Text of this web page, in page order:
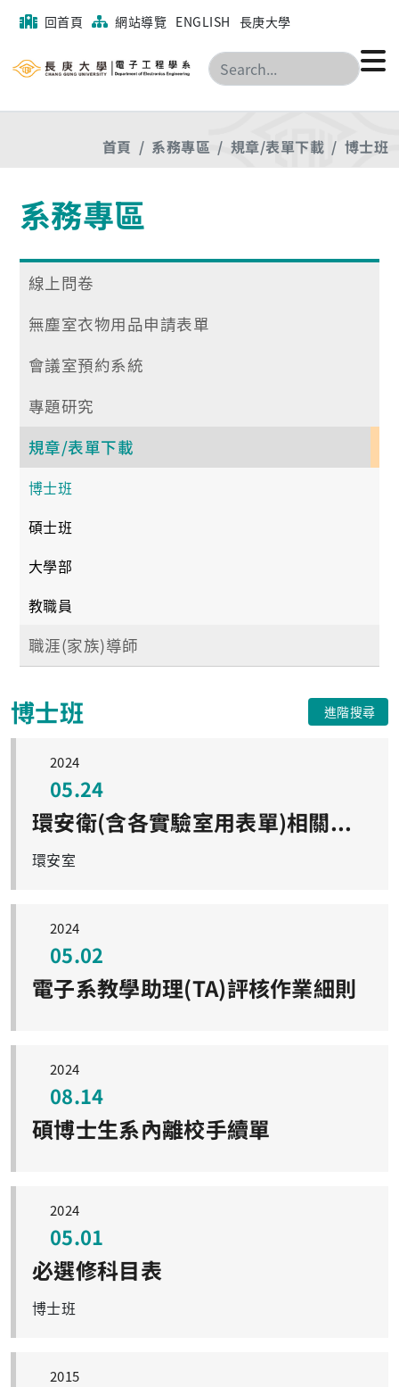
回首頁 網站導覽 ENGLISH 長庚大學
搜尋
首頁 系務專區 規章/表單下載 博士班
系務專區
線上問卷
無塵室衣物用品申請表單
會議室預約系統
專題研究
規章/表單下載
博士班
碩士班
大學部
教職員
職涯(家族)導師
博士班 進階搜尋
2024
05.24
環安衛(含各實驗室用表單)相關資料懶人包
環安室
2024
05.02
電子系教學助理(TA)評核作業細則
2024
08.14
碩博士生系內離校手續單
2024
05.01
必選修科目表
博士班
2015